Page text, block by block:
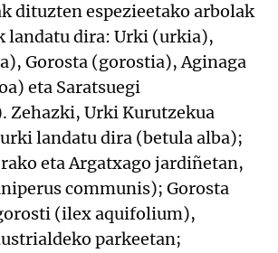
dituzten espezieetako arbolak
landatu dira: Urki (urkia),
Gorosta (gorostia), Aginaga
eta Saratsuegi
Zehazki, Urki Kurutzekua
landatu dira (betula alba);
eta Argatxago jardiñetan,
communis); Gorosta
(ilex aquifolium),
parkeetan;